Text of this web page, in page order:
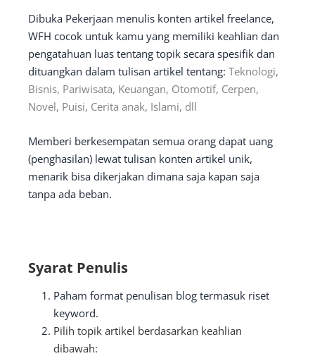
Dibuka Pekerjaan menulis konten artikel freelance,
WFH cocok untuk kamu yang memiliki keahlian dan
pengatahuan luas tentang topik secara spesifik dan
dituangkan dalam tulisan artikel tentang: Teknologi,
Bisnis, Pariwisata, Keuangan, Otomotif, Cerpen,
Novel, Puisi, Cerita anak, Islami, dll
Memberi berkesempatan semua orang dapat uang
(penghasilan) lewat tulisan konten artikel unik,
menarik bisa dikerjakan dimana saja kapan saja
tanpa ada beban.
Syarat Penulis
Paham format penulisan blog termasuk riset
keyword.
Pilih topik artikel berdasarkan keahlian
dibawah: